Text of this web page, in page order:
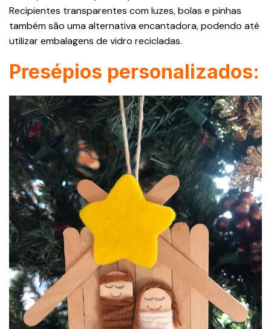
Recipientes transparentes com luzes, bolas e pinhas
também são uma alternativa encantadora, podendo até
utilizar embalagens de vidro recicladas.
Presépios personalizados: